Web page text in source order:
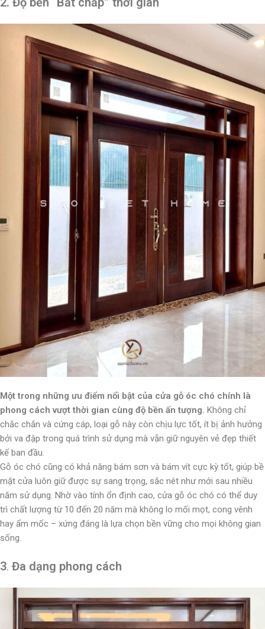
Một trong những ưu điểm nổi bật của cửa gỗ óc chó chính là
phong cách vượt thời gian cùng độ bền ấn tượng. Không chỉ
chắc chắn và cứng cáp, loại gỗ này còn chịu lực tốt, ít bị ảnh hưởng
bởi va đập trong quá trình sử dụng mà vẫn giữ nguyên vẻ đẹp thiết
kế ban đầu.
Gỗ óc chó cũng có khả năng bám sơn và bám vít cực kỳ tốt, giúp bề
mặt cửa luôn giữ được sự sang trọng, sắc nét như mới sau nhiều
năm sử dụng. Nhờ vào tính ổn định cao, cửa gỗ óc chó có thể duy
trì chất lượng từ 10 đến 20 năm mà không lo mối mọt, cong vênh
hay ẩm mốc – xứng đáng là lựa chọn bền vững cho mọi không gian
sống.
3. Đa dạng phong cách